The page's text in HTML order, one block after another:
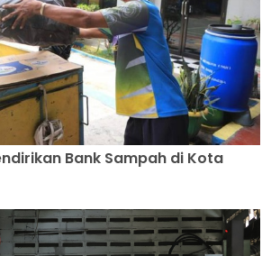
Bank Sampah di Kota